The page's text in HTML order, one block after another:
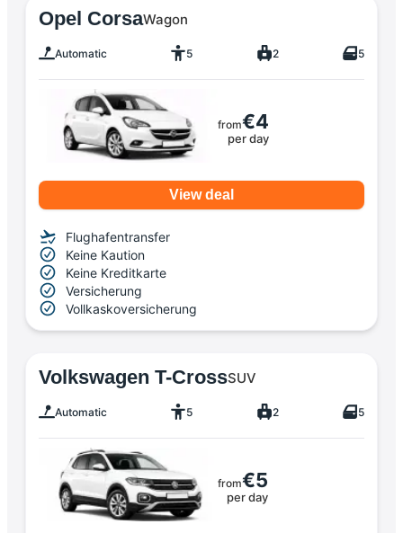
Opel CorsaWagon
Automatic 5 2 5
from€4
per day
View deal
Flughafentransfer
Keine Kaution
Keine Kreditkarte
Versicherung
Vollkaskoversicherung
Volkswagen T-CrossSUV
Automatic 5 2 5
from€5
per day